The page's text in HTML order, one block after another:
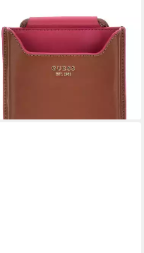
GUESS
Handytasche Phone Case, aus
echtem Leder
70,27 €
lieferbar - in 2-3 Werktagen bei dir